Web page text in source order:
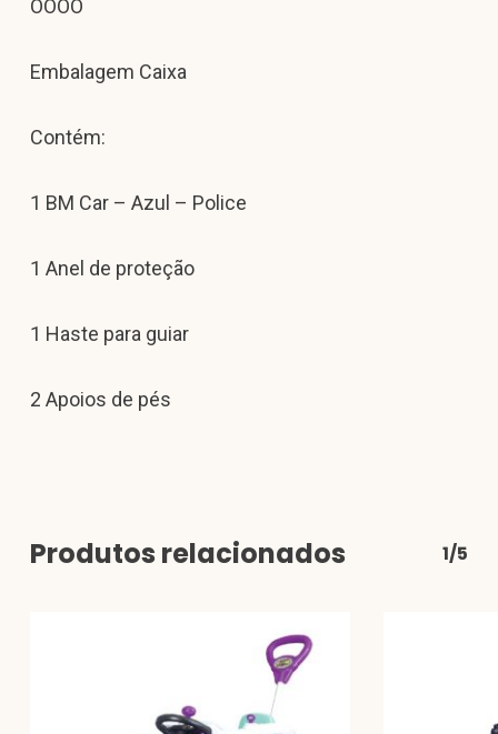
OOOO
Embalagem Caixa
Contém:
1 BM Car – Azul – Police
1 Anel de proteção
1 Haste para guiar
2 Apoios de pés
Produtos relacionados 1/5